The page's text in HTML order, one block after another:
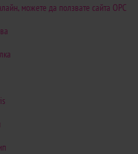
можете да ползвате сайта ОРС